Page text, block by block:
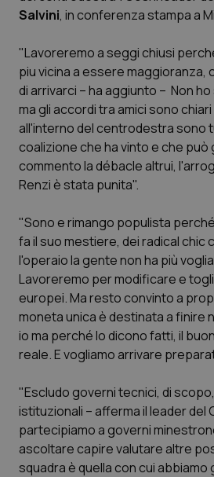
Edizioni Regionali
QS Pro
Professionisti Sanitari.AI
Basilicata
Calabria
Campania
Emilia-Romagna
Friuli Venezia Giulia
Lazio
Artrite & artrosi
Asma & BPCO
Car-T
Colesterolo &
Dermatite Atopica
Diabete & glucometri
QS Club Newsletter
Salvini, in conferenza stampa a
"Lavoreremo a seggi chiusi
piu vicina a essere maggioranza,
di arrivarci – ha aggiunto – Non
ma gli accordi tra amici sono
all'interno del centrodestra sono
coalizione che ha vinto e che può
commento la débacle altrui,
Renzi è stata punita".
"Sono e rimango populista
fa il suo mestiere, dei radical chic
l'operaio la gente non ha più
Lavoreremo per modificare e
europei. Ma resto convinto a
moneta unica è destinata a finire
io ma perché lo dicono fatti, il
reale. E vogliamo arrivare
"Escludo governi tecnici, di
istituzionali – afferma il leader del
partecipiamo a governi
ascoltare capire valutare altre
squadra è quella con cui abbiamo